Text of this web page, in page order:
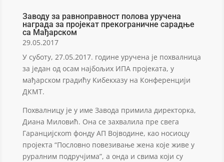
Заводу за равноправност полова уручена
награда за пројекат прекограничне сарадње
са Мађарском
29.05.2017
У суботу, 27.05.2017. године уручена је похвалница
за један од осам најбољих ИПА пројеката, у
мађарском градићу Kибекхазу на Конференцији
ДКМТ.
Похвалницу је у име Завода примила директорка,
Диана Миловић. Она се захвалила пре свега
Гаранцијскоm фонду АП Војводине, као носиоцу
пројекта “Пословно повезивање жена које живе у
руралним подручјима”, а онда и свима који су